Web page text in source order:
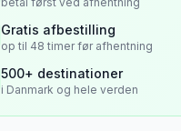
Gratis afbestilling
op til 48 timer før afhentning
500+ destinationer
i Danmark og hele verden